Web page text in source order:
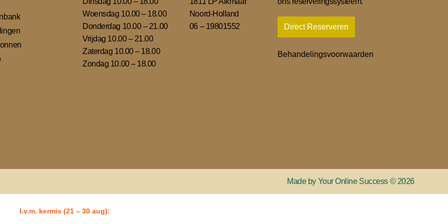
Woensdag 10.00 – 18.00
Donderdag 10.00 – 21.00
Vrijdag 10.00 – 21.00
Zaterdag 10.00 – 18.00
Zondag 10.00 – 18.00
Noord-Holland
06 – 19801552
Direct Reserveren
Behandelingsvoorwaarden
Made by Your Online Success © 2026
I.v.m. kermis (21 – 30 aug):